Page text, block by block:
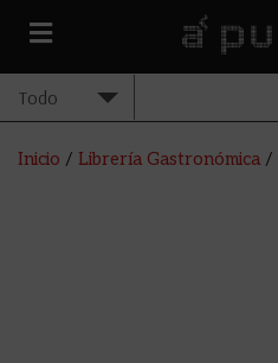
Inicio / Librería Gastronómica /